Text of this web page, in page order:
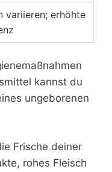
variieren; erhöhte
kannst du
ungeborenen
Frische deiner
rohes Fleisch